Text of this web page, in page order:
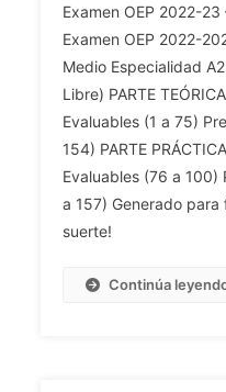
Y
Examen OEP 2022-
Examen OEP 2022-
Medio Especialidad
Libre) PARTE
Evaluables (1 a 75)
154) PARTE
Evaluables (76 a 100)
a 157) Generado para
suerte!
Continúa